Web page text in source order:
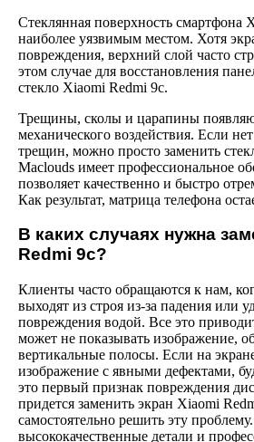
Стеклянная поверхность смартфона
наиболее уязвимым местом. Хотя
повреждения, верхний слой часто
этом случае для восстановления
стекло Xiaomi Redmi 9c.
Трещины, сколы и царапины
механического воздействия. Если
трещин, можно просто заменить
Maclouds имеет профессиональное
позволяет качественно и быстро
Как результат, матрица телефона
В каких случаях нужна
Redmi 9c?
Клиенты часто обращаются к нам,
выходят из строя из-за падения или
повреждения водой. Все это
может не показывать изображение,
вертикальные полосы. Если на
изображение с явными дефектами,
это первый признак повреждения
придется заменить экран Xiaomi
самостоятельно решить эту
высококачественные детали и